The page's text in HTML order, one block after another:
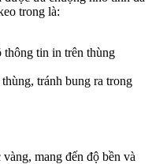
trong là:
thông tin in trên thùng
tránh bung ra trong
mang đến độ bền và